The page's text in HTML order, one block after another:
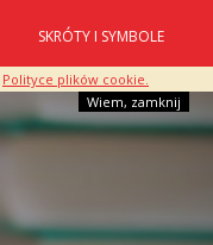
Polityce plików cookie.
Wiem, zamknij
SKRÓTY I SYMBOLE